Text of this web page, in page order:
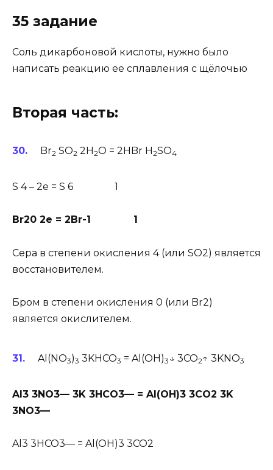
35 задание
Соль дикарбоновой кислоты, нужно было
написать реакцию ее сплавления с щёлочью
Вторая часть:
Br2 SO2 2H 2O = 2HBr H 2SO4
S 4 – 2e = S 6 1
Br20 2e = 2Br-1 1
Сера в степени окисления 4 (или SO2) является
восстановителем.
Бром в степени окисления 0 (или Br2)
является окислителем.
Al(NO3)3 3KHCO3 = Al(OH)3 ↓ 3CO2↑ 3KNO3
Al3 3NO3— 3K 3HCO3— = Al(OH)3 3CO2 3K
3NO3—
Al3 3HCO3— = Al(OH)3 3CO2